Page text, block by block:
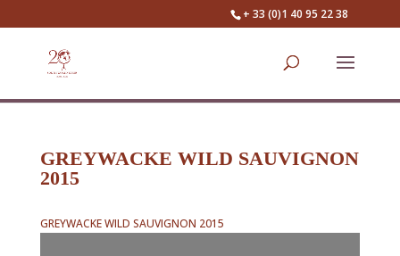
+ 33 (0)1 40 95 22 38
GREYWACKE WILD SAUVIGNON
2015
GREYWACKE WILD SAUVIGNON 2015